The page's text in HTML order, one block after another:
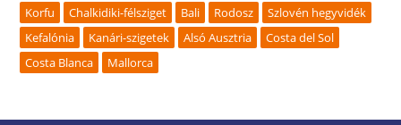
Korfu
Chalkidiki-félsziget Bali Rodosz
Szlovén hegyvidék
Kefalónia
Kanári-szigetek Alsó Ausztria
Costa del Sol
Costa Blanca
Mallorca